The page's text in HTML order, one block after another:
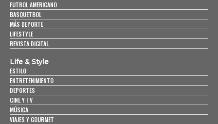
FUTBOL AMERICANO
BASQUETBOL
MÁS DEPORTE
LIFESTYLE
REVISTA DIGITAL
Life & Style
ESTILO
ENTRETENIMIENTO
DEPORTES
CINE Y TV
MÚSICA
VIAJES Y GOURMET